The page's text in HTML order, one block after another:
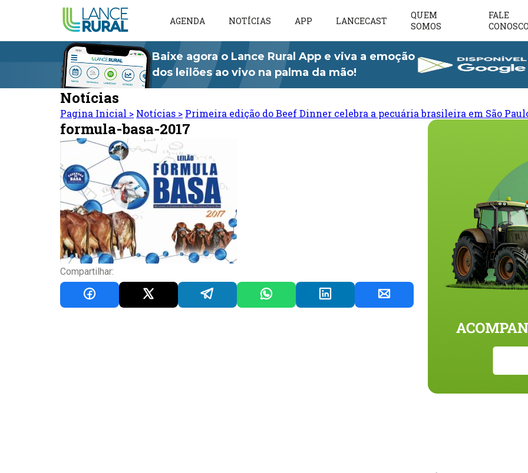
AGENDA NOTÍCIAS APP LANCECAST
QUEM
SOMOS
FALE
CONOSCO
Baixe agora o Lance Rural App e viva a emoção
dos leilões ao vivo na palma da mão!
Notícias
Pagina Inicial > Notícias > Primeira edição do Beef Dinner celebra a pecuária brasileira em São
formula-basa-2017
Compartilhar: